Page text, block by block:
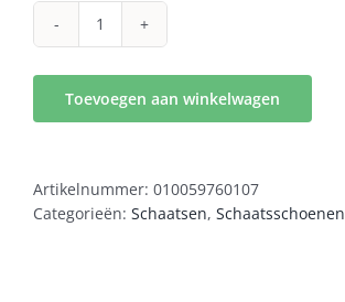
LT
aantal
Toevoegen aan winkelwagen
Artikelnummer: 010059760107
Categorieën: Schaatsen, Schaatsschoenen